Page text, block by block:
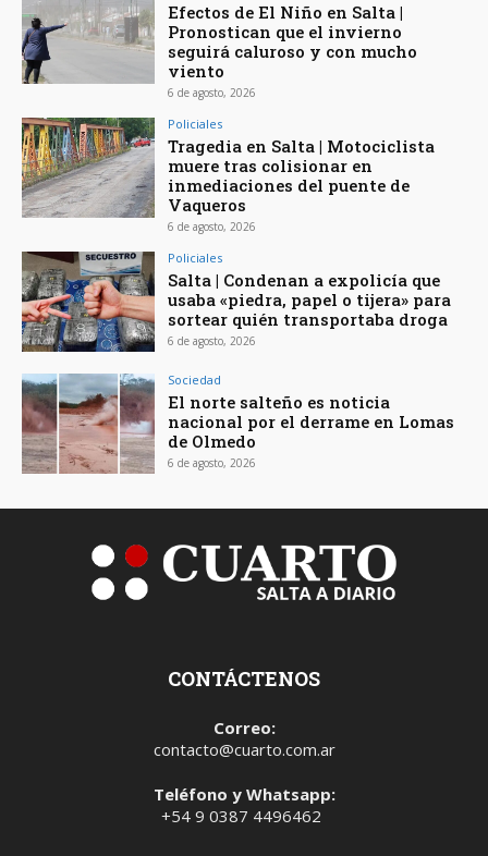
Efectos de El Niño en Salta |
Pronostican que el invierno
seguirá caluroso y con mucho
viento
6 de agosto, 2026
Policiales
Tragedia en Salta | Motociclista
muere tras colisionar en
inmediaciones del puente de
Vaqueros
6 de agosto, 2026
Policiales
Salta | Condenan a expolicía que
usaba «piedra, papel o tijera» para
sortear quién transportaba droga
6 de agosto, 2026
Sociedad
El norte salteño es noticia
nacional por el derrame en Lomas
de Olmedo
6 de agosto, 2026
CONTÁCTENOS
Correo:
contacto@cuarto.com.ar
Teléfono y Whatsapp:
+54 9 0387 4496462